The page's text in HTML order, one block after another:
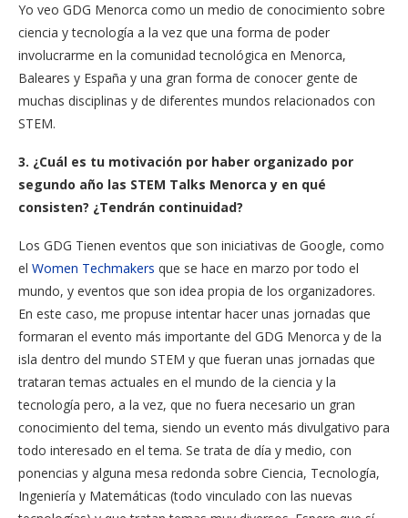
Yo veo GDG Menorca como un medio de conocimiento sobre
ciencia y tecnología a la vez que una forma de poder
involucrarme en la comunidad tecnológica en Menorca,
Baleares y España y una gran forma de conocer gente de
muchas disciplinas y de diferentes mundos relacionados con
STEM.
3. ¿Cuál es tu motivación por haber organizado por
segundo año las STEM Talks Menorca y en qué
consisten? ¿Tendrán continuidad?
Los GDG Tienen eventos que son iniciativas de Google, como
el Women Techmakers que se hace en marzo por todo el
mundo, y eventos que son idea propia de los organizadores.
En este caso, me propuse intentar hacer unas jornadas que
formaran el evento más importante del GDG Menorca y de la
isla dentro del mundo STEM y que fueran unas jornadas que
trataran temas actuales en el mundo de la ciencia y la
tecnología pero, a la vez, que no fuera necesario un gran
conocimiento del tema, siendo un evento más divulgativo para
todo interesado en el tema. Se trata de día y medio, con
ponencias y alguna mesa redonda sobre Ciencia, Tecnología,
Ingeniería y Matemáticas (todo vinculado con las nuevas